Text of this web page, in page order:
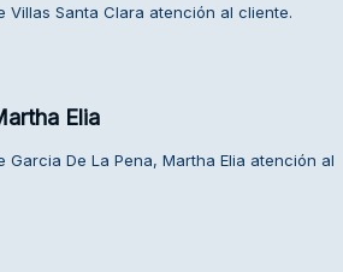
Villas Santa Clara atención al cliente.
Elia
De La Pena, Martha Elia atención al